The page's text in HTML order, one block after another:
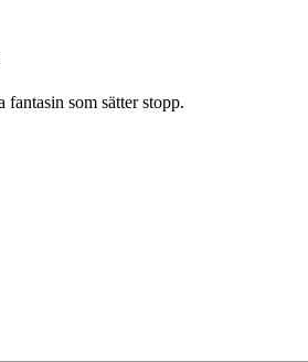
som sätter stopp.